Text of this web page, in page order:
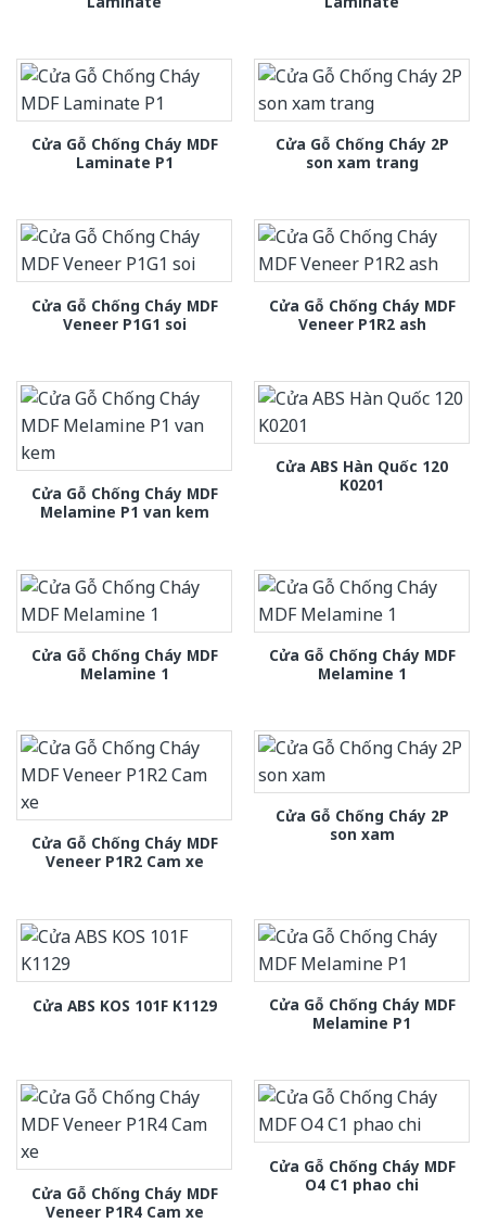
Cửa Gỗ Chống Cháy MDF
Laminate P1
Cửa Gỗ Chống Cháy 2P
son xam trang
Cửa Gỗ Chống Cháy MDF
Veneer P1G1 soi
Cửa Gỗ Chống Cháy MDF
Veneer P1R2 ash
Cửa Gỗ Chống Cháy MDF
Melamine P1 van kem
Cửa ABS Hàn Quốc 120
K0201
Cửa Gỗ Chống Cháy MDF
Melamine 1
Cửa Gỗ Chống Cháy MDF
Melamine 1
Cửa Gỗ Chống Cháy MDF
Veneer P1R2 Cam xe
Cửa Gỗ Chống Cháy 2P
son xam
Cửa ABS KOS 101F K1129
Cửa Gỗ Chống Cháy MDF
Melamine P1
Cửa Gỗ Chống Cháy MDF
Veneer P1R4 Cam xe
Cửa Gỗ Chống Cháy MDF
O4 C1 phao chi